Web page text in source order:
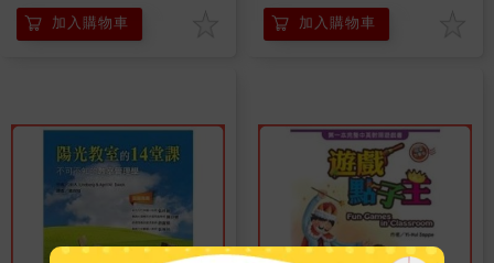
加入購物車 加入購物車